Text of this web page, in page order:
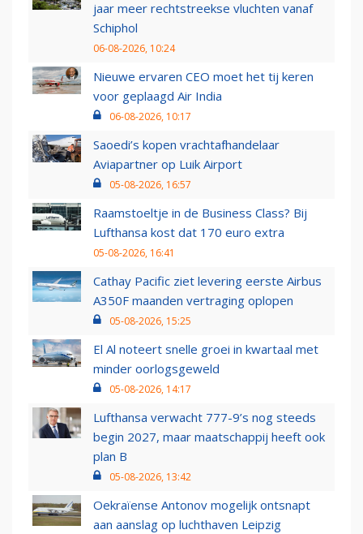
jaar meer rechtstreekse vluchten vanaf
Schiphol
06-08-2026, 10:24
Nieuwe ervaren CEO moet het tij keren
voor geplaagd Air India
06-08-2026, 10:17
Saoedi’s kopen vrachtafhandelaar
Aviapartner op Luik Airport
05-08-2026, 16:57
Raamstoeltje in de Business Class? Bij
Lufthansa kost dat 170 euro extra
05-08-2026, 16:41
Cathay Pacific ziet levering eerste Airbus
A350F maanden vertraging oplopen
05-08-2026, 15:25
El Al noteert snelle groei in kwartaal met
minder oorlogsgeweld
05-08-2026, 14:17
Lufthansa verwacht 777-9’s nog steeds
begin 2027, maar maatschappij heeft ook
plan B
05-08-2026, 13:42
Oekraïense Antonov mogelijk ontsnapt
aan aanslag op luchthaven Leipzig